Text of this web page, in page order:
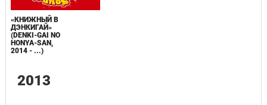
«КНИЖНЫЙ В
ДЭНКИГАЙ»
(DENKI-GAI NO
HONYA-SAN,
2014 - ...)
2013